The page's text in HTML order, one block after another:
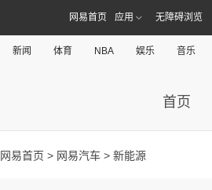
网易首页 应用 无障碍浏览
新闻 体育 NBA 娱乐 音乐
首页
网易首页 > 网易汽车 > 新能源